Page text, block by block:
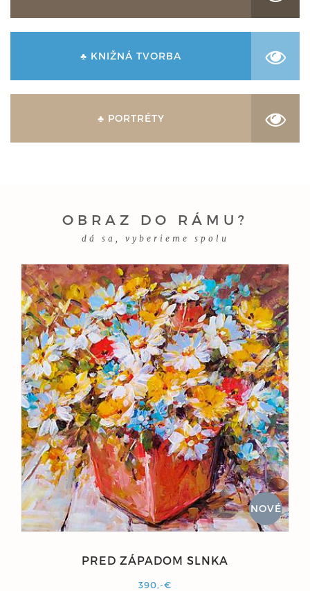
♣ KNIŽNÁ TVORBA
♣ PORTRÉTY
OBRAZ DO RÁMU?
dá sa, vyberieme spolu
NOVÉ
PRED ZÁPADOM SLNKA
390,-€